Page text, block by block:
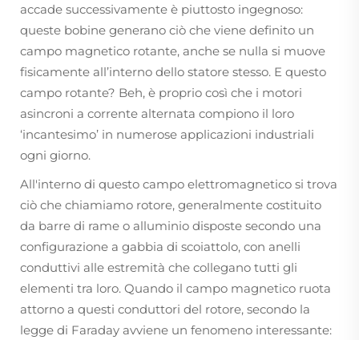
accade successivamente è piuttosto ingegnoso:
queste bobine generano ciò che viene definito un
campo magnetico rotante, anche se nulla si muove
fisicamente all’interno dello statore stesso. E questo
campo rotante? Beh, è proprio così che i motori
asincroni a corrente alternata compiono il loro
‘incantesimo’ in numerose applicazioni industriali
ogni giorno.
All'interno di questo campo elettromagnetico si trova
ciò che chiamiamo rotore, generalmente costituito
da barre di rame o alluminio disposte secondo una
configurazione a gabbia di scoiattolo, con anelli
conduttivi alle estremità che collegano tutti gli
elementi tra loro. Quando il campo magnetico ruota
attorno a questi conduttori del rotore, secondo la
legge di Faraday avviene un fenomeno interessante: